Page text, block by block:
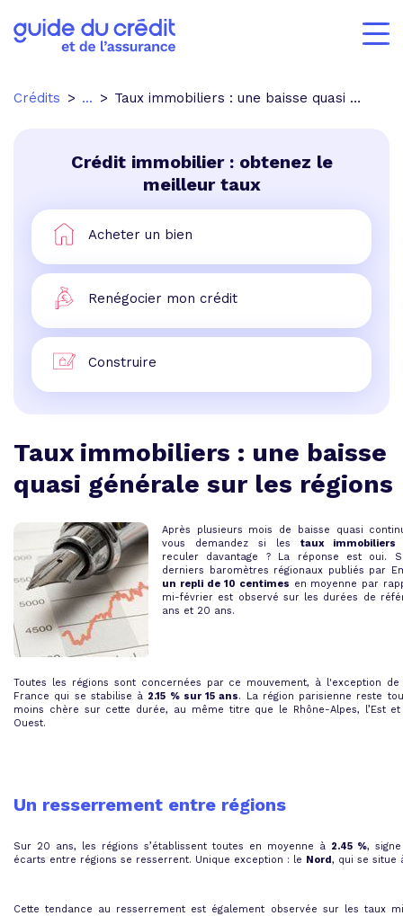
Crédits ... Taux immobiliers : une baisse quasi générale sur les régions
Crédit immobilier : obtenez le
meilleur taux
Acheter un bien
Renégocier mon crédit
Construire
Taux immobiliers : une baisse
quasi générale sur les régions
Après plusieurs mois de baisse quasi
vous demandez si les taux
reculer davantage
? La réponse est oui.
derniers baromètres régionaux publiés par
un repli de 10 centimes en moyenne par
mi-février est observé sur les durées de
ans et 20 ans.
Toutes les régions sont concernées par ce mouvement, à l'exception de
France qui se stabilise à 2.15 % sur 15 ans. La région parisienne reste
moins chère sur cette durée, au même titre que le Rhône-Alpes, l’Est
Ouest.
Un resserrement entre régions
Sur 20 ans, les régions s’établissent toutes en moyenne à 2.45 %,
écarts entre régions se resserrent. Unique exception : le Nord, qui se situe
Cette tendance au resserrement est également observée sur les taux